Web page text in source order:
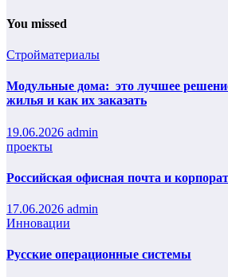
You missed
Стройматериалы
Модульные дома: это лучшее
жилья и как их заказать
19.06.2026 admin
проекты
Российская офисная почта и
17.06.2026 admin
Инновации
Русские операционные системы